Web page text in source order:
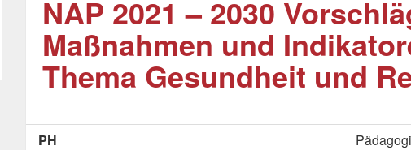
NAP 2021 – 2030
Maßnahmen und
Thema Gesundheit und
PH